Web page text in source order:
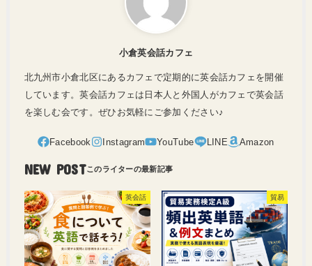
小倉英会話カフェ
北九州市小倉北区にあるカフェで定期的に英会話カフェを開催
しています。英会話カフェは日本人と外国人がカフェで英会話
を楽しむ会です。ぜひお気軽にご参加ください♪
NEW POST
英会話 貿易